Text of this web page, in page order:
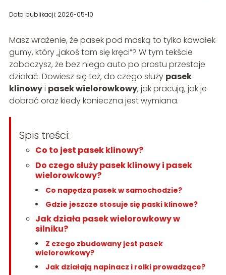
Data publikacji: 2026-05-10
Masz wrażenie, że pasek pod maską to tylko kawałek
gumy, który „jakoś tam się kręci”? W tym tekście
zobaczysz, że bez niego auto po prostu przestaje
działać. Dowiesz się też, do czego służy pasek
klinowyi pasek wielorowkowy, jak pracują, jak je
dobrać oraz kiedy konieczna jest wymiana.
Spis treści:
Co to jest pasek klinowy?
Do czego służy pasek klinowy i pasek
wielorowkowy?
Co napędza pasek w samochodzie?
Gdzie jeszcze stosuje się paski klinowe?
Jak działa pasek wielorowkowy w
silniku?
Z czego zbudowany jest pasek
wielorowkowy?
Jak działają napinacz i rolki prowadzące?